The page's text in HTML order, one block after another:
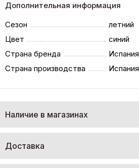
Дополнительная информация
Сезон
летний
Цвет
синий
Страна бренда
Испания
Страна производства
Испания
Наличие в магазинах
Доставка